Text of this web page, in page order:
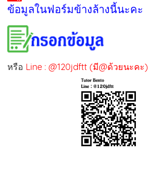
ข้อมูลในฟอร์มข้างล้างนี้นะคะ
หรือ Line : @120jdftt (มี@ด้วยนะคะ)